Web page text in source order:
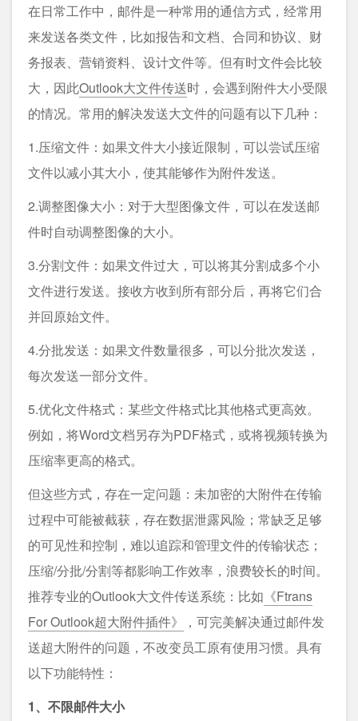
在日常工作中，邮件是一种常用的通信方式，经常用
来发送各类文件，比如报告和文档、合同和协议、财
务报表、营销资料、设计文件等。但有时文件会比较
大，因此Outlook大文件传送时，会遇到附件大小受限
的情况。常用的解决发送大文件的问题有以下几种：
1.压缩文件：如果文件大小接近限制，可以尝试压缩
文件以减小其大小，使其能够作为附件发送。
2.调整图像大小：对于大型图像文件，可以在发送邮
件时自动调整图像的大小。
3.分割文件：如果文件过大，可以将其分割成多个小
文件进行发送。接收方收到所有部分后，再将它们合
并回原始文件。
4.分批发送：如果文件数量很多，可以分批次发送，
每次发送一部分文件。
5.优化文件格式：某些文件格式比其他格式更高效。
例如，将Word文档另存为PDF格式，或将视频转换为
压缩率更高的格式。
但这些方式，存在一定问题：未加密的大附件在传输
过程中可能被截获，存在数据泄露风险；常缺乏足够
的可见性和控制，难以追踪和管理文件的传输状态；
压缩/分批/分割等都影响工作效率，浪费较长的时间。
推荐专业的Outlook大文件传送系统：比如 《Ftrans
For Outlook超大附件插件》
，可完美解决通过邮件发
送超大附件的问题，不改变员工原有使用习惯。具有
以下功能特性：
1、不限邮件大小